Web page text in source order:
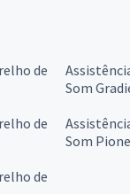
de
Som
de
Som
de